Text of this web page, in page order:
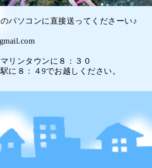
パソコンに直接送ってくださーい♪
リンタウンに８：３０
に８：４9でお越しください。